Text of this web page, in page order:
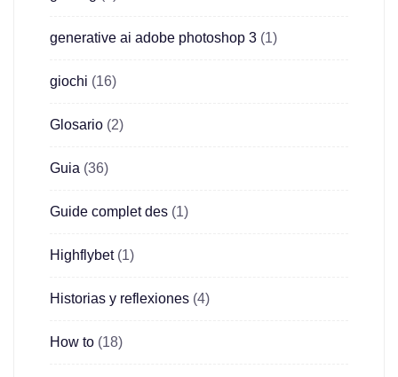
generative ai adobe photoshop 3 (1)
giochi (16)
Glosario (2)
Guia (36)
Guide complet des (1)
Highflybet(1)
Historias y reflexiones (4)
How to (18)